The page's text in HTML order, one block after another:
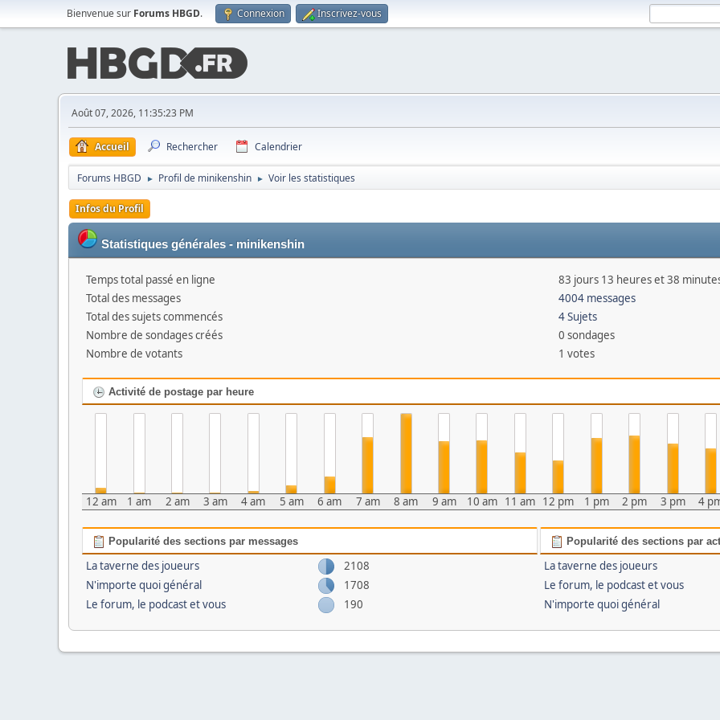
Bienvenue sur Forums HBGD. Connexion Inscrivez-vous
Août 07, 2026, 11:35:23 PM
Accueil Rechercher Calendrier
Forums HBGD ► Profil de minikenshin ► Voir les statistiques
Infos du Profil
Statistiques générales - minikenshin
Temps total passé en ligne
83 jours 13 heures et 38
Total des messages
4004 messages
Total des sujets commencés
4 Sujets
Nombre de sondages créés
0 sondages
Nombre de votants
1 votes
Activité de postage par heure
12 am 1 am 2 am 3 am 4 am 5 am 6 am 7 am 8 am 9 am 10 am 11 am 12 pm 1 pm 2 pm 3 pm 4
Popularité des sections par messages
La taverne des joueurs
2108
N'importe quoi général
1708
Le forum, le podcast et vous
190
Popularité des sections par
La taverne des joueurs
Le forum, le podcast et vous
N'importe quoi général